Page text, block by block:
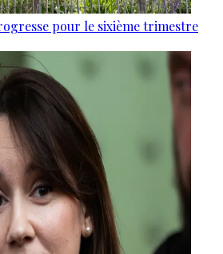
pour le sixième trimestre